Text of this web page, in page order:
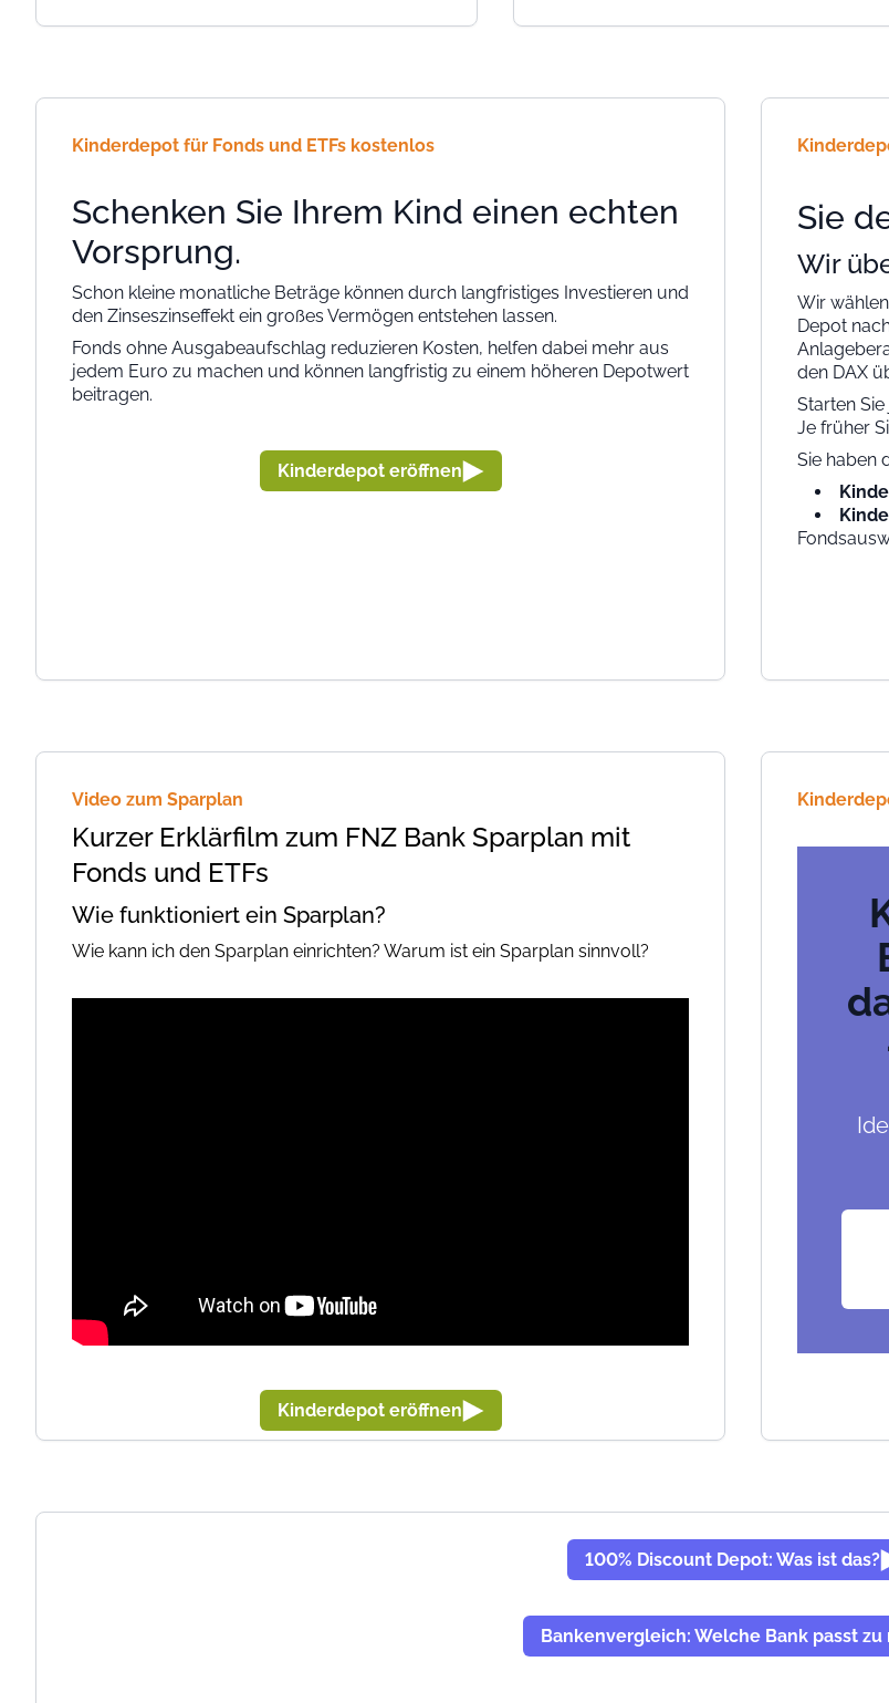
Kinderdepot für Fonds und ETFs kostenlos
Schenken Sie Ihrem Kind einen echten
Vorsprung.
Schon kleine monatliche Beträge können durch langfristiges Investieren und
den Zinseszinseffekt ein großes Vermögen entstehen lassen.
Fonds ohne Ausgabeaufschlag reduzieren Kosten, helfen dabei mehr aus
jedem Euro zu machen und können langfristig zu einem höheren Depotwert
beitragen.
Kinderdepot eröffnen
Sie
Wir
Wir
Depot
den DAX
Starten
Je früher
Sie haben
Video zum Sparplan
Kurzer Erklärfilm zum FNZ Bank Sparplan mit
Fonds und ETFs
Wie funktioniert ein Sparplan?
Wie kann ich den Sparplan einrichten? Warum ist ein Sparplan sinnvoll?
Kinderdepot eröffnen
100% Discount Depot: Was ist das?
Bankenvergleich: Welche Bank passt zu